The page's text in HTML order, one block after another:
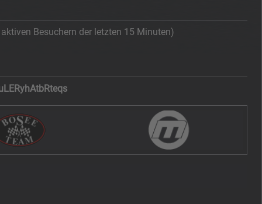
Besuchern der letzten 15 Minuten)